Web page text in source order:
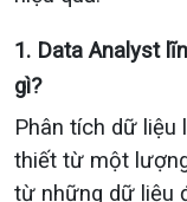
1. Data Analyst
gì?
Phân tích dữ liệu
thiết từ một
từ những dữ liệu